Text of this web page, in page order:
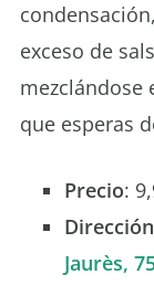
exceso de
mezclándose
que esperas
Precio:
Dirección
Jaurès,